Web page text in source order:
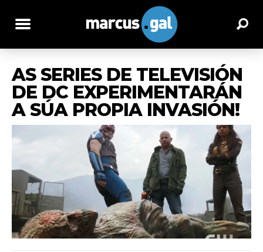
AS SERIES DE TELEVISIÓN
DE DC EXPERIMENTARÁN
A SÚA PROPIA INVASIÓN!